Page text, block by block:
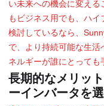
い未来への機会に変え
もビジネス用でも、ハ
検討しているなら、
で、より持続可能な生活
ネルギーが誰にとっても
長期的なメリッ
ーインバータを